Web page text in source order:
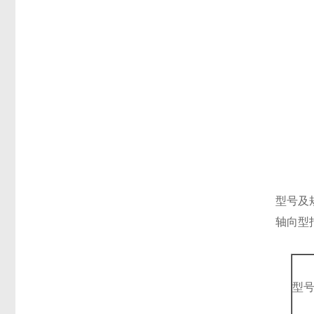
型号及
轴向型
型号